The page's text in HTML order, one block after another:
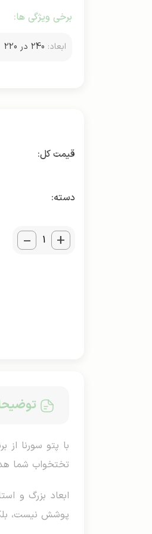
برخی ویژگی ها:
ابعاد: 240 در 220
دسته:
_ +
با پتو سورنا
تختخواب شما
ابعاد بزرگ و
پوشش نیست،